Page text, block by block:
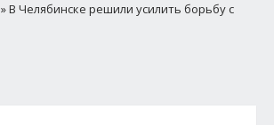
» В Челябинске решили усилить борьбу с